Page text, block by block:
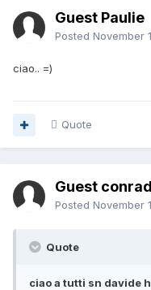
Guest Paulie
Posted November
ciao.. =)
Quote
Guest conrad
Posted November
Quote
ciao a tutti sn davide